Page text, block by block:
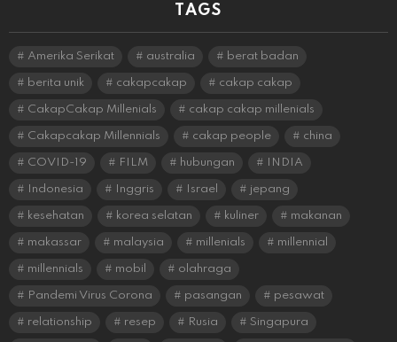
TAGS
Amerika Serikat australia berat badan
berita unik cakapcakap cakap cakap
CakapCakap Millenials cakap cakap millenials
Cakapcakap Millennials cakap people china
COVID-19 FILM hubungan INDIA
Indonesia Inggris Israel jepang
kesehatan korea selatan kuliner makanan
makassar malaysia millenials millennial
millennials mobil olahraga
Pandemi Virus Corona pasangan pesawat
relationship resep Rusia Singapura